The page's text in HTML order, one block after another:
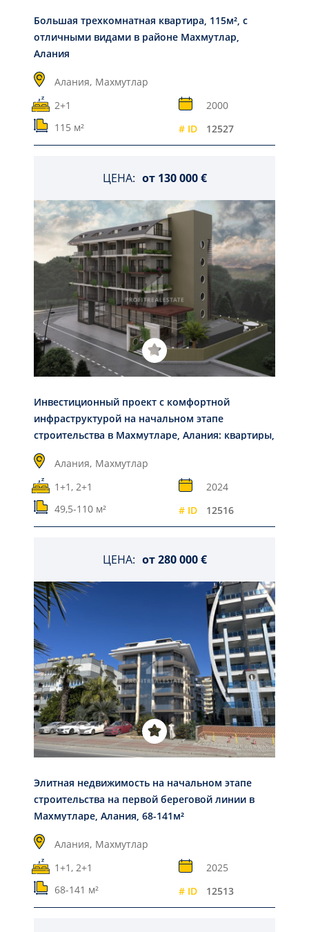
Большая трехкомнатная квартира, 115м², с
отличными видами в районе Махмутлар,
Алания
Алания, Махмутлар
2+1
2000
115 м²
# ID 12527
ЦЕНА: от 130 000 €
Инвестиционный проект с комфортной
инфраструктурой на начальном этапе
строительства в Махмутларе, Алания: квартиры,
49,5-110м²
Алания, Махмутлар
1+1, 2+1
2024
49,5-110 м²
# ID 12516
ЦЕНА: от280 000 €
Элитная недвижимость на начальном этапе
строительства на первой береговой линии в
Махмутларе, Алания, 68-141м²
Алания, Махмутлар
1+1, 2+1
2025
68-141 м²
# ID 12513